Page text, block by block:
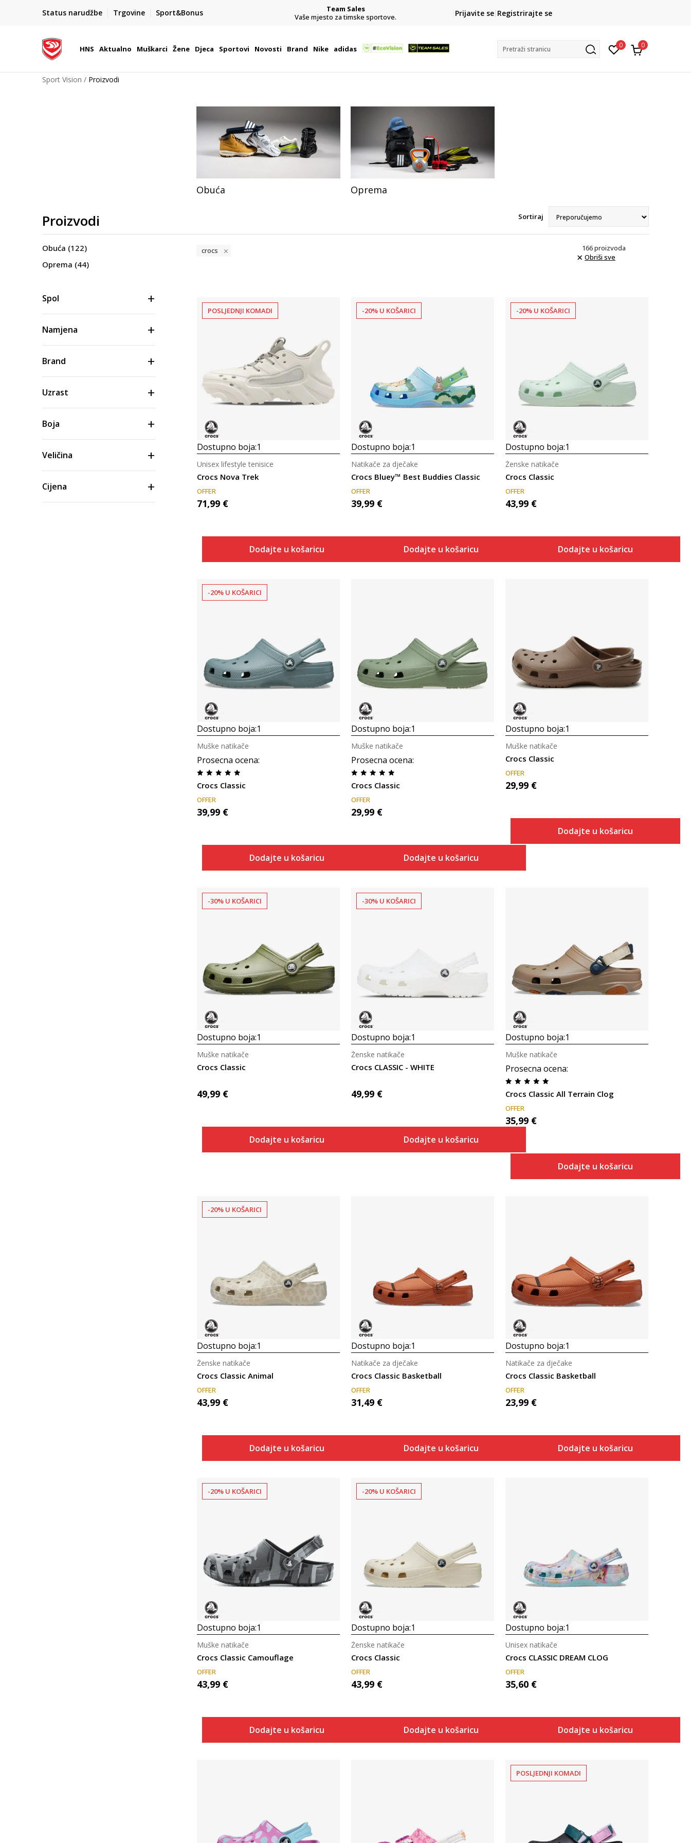
Status narudžbe Trgovine Sport&Bonus
BOX NOW
Dostava 1,50 €
| Više od 800 paketomata u Hrvatskoj
Team Sales
Vaše mjesto za timske sportove.
CLICK& COLLECT
besplatno preuzimanje u trgovini
Prijavite se Registrirajte se
HNS Aktualno Muškarci Žene Djeca Sportovi Novosti Brand Nike adidas Pretraži stranicu 0 0
Sport Vision Proizvodi
Obuća Oprema
Proizvodi Sortiraj
Obuća (122)
Oprema (44)
Spol
Namjena
Brand
Uzrast
Boja
Veličina
Cijena
crocs 166proizvoda
Obriši sve
Uporedi
POSLJEDNJI KOMADI
Dostupno boja:1
Crocs Nova Trek
Unisex lifestyle tenisice
OFFER
71,99 €
Dodajte u košaricu
Uporedi
-20% U KOŠARICI
Dostupno boja:1
Crocs Bluey™ Best Buddies Classic
Natikače za dječake
OFFER
39,99 €
Dodajte u košaricu
Uporedi
-20% U KOŠARICI
Dostupno boja:1
Crocs Classic
Ženske natikače
OFFER
43,99 €
Dodajte u košaricu
Uporedi
-20% U KOŠARICI
Dostupno boja:1
Prosecna ocena:
Crocs Classic
Muške natikače
OFFER
39,99 €
Dodajte u košaricu
Uporedi
Dostupno boja:1
Prosecna ocena:
Crocs Classic
Muške natikače
OFFER
29,99 €
Dodajte u košaricu
Uporedi
Dostupno boja:1
Crocs Classic
Muške natikače
OFFER
29,99 €
Dodajte u košaricu
Uporedi
-30% U KOŠARICI
Dostupno boja:1
Crocs Classic
Muške natikače
49,99 €
Dodajte u košaricu
-30% U KOŠARICI
Dostupno boja:1
Crocs CLASSIC - WHITE
Ženske natikače
49,99 €
Dodajte u košaricu
Uporedi
Dostupno boja:1
Prosecna ocena:
Crocs Classic All Terrain Clog
Muške natikače
OFFER
35,99 €
Dodajte u košaricu
Uporedi
-20% U KOŠARICI
Dostupno boja:1
Crocs Classic Animal
Ženske natikače
OFFER
43,99 €
Dodajte u košaricu
Uporedi
Dostupno boja:1
Crocs Classic Basketball
Natikače za dječake
OFFER
31,49 €
Dodajte u košaricu
Uporedi
Dostupno boja:1
Crocs Classic Basketball
Natikače za dječake
OFFER
23,99 €
Dodajte u košaricu
Uporedi
-20% U KOŠARICI
Dostupno boja:1
Crocs Classic Camouflage
Muške natikače
OFFER
43,99 €
Dodajte u košaricu
Uporedi
-20% U KOŠARICI
Dostupno boja:1
Crocs Classic
Ženske natikače
OFFER
43,99 €
Dodajte u košaricu
Uporedi
Dostupno boja:1
Crocs CLASSIC DREAM CLOG
Unisex natikače
OFFER
35,60 €
Dodajte u košaricu
Uporedi Uporedi Uporedi
POSLJEDNJI KOMADI